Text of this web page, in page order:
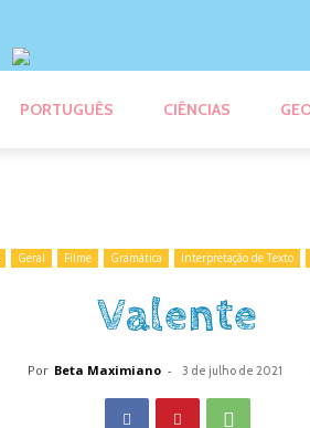
PORTUGUÊS CIÊNCIAS
Geral Filme Gramática Interpretação de Texto
Valente
Por Beta Maximiano - 3 de julho de 2021